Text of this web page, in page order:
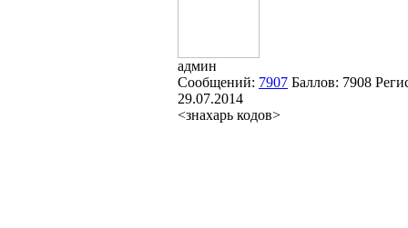
админ
Сообщений: 7907 Баллов: 7908
29.07.2014
<знахарь кодов>